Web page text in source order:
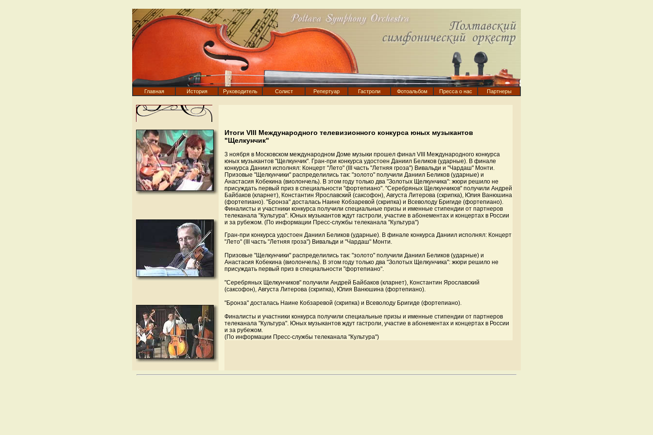
Главная История Руководитель Солист Репертуар Гастроли Фотоальбом Пресса о нас Партнеры
Итоги VIII Международного телевизионного конкурса юных музыкантов
"Щелкунчик"
3 ноября в Московском международном Доме музыки прошел финал VIII Международного конкурса
юных музыкантов "Щелкунчик". Гран-при конкурса удостоен Даниил Беликов (ударные). В финале
конкурса Даниил исполнял: Концерт "Лето" (III часть "Летняя гроза") Вивальди и "Чардаш" Монти.
Призовые "Щелкунчики" распределились так: "золото" получили Даниил Беликов (ударные) и
Анастасия Кобекина (виолончель). В этом году только два "Золотых Щелкунчика": жюри решило не
присуждать первый приз в специальности "фортепиано". "Серебряных Щелкунчиков" получили Андрей
Байбаков (кларнет), Константин Ярославский (саксофон), Августа Литерова (скрипка), Юлия Ванюшина
(фортепиано). "Бронза" досталась Наине Кобзаревой (скрипка) и Всеволоду Бригиде (фортепиано).
Финалисты и участники конкурса получили специальные призы и именные стипендии от партнеров
телеканала "Культура". Юных музыкантов ждут гастроли, участие в абонементах и концертах в России
и за рубежом. (По информации Пресс-службы телеканала "Культура")
Гран-при конкурса удостоен Даниил Беликов (ударные). В финале конкурса Даниил исполнял: Концерт
"Лето" (III часть "Летняя гроза") Вивальди и "Чардаш" Монти.
Призовые "Щелкунчики" распределились так: "золото" получили Даниил Беликов (ударные) и
Анастасия Кобекина (виолончель). В этом году только два "Золотых Щелкунчика": жюри решило не
присуждать первый приз в специальности "фортепиано".
"Серебряных Щелкунчиков" получили Андрей Байбаков (кларнет), Константин Ярославский
(саксофон), Августа Литерова (скрипка), Юлия Ванюшина (фортепиано).
"Бронза" досталась Наине Кобзаревой (скрипка) и Всеволоду Бригиде (фортепиано).
Финалисты и участники конкурса получили специальные призы и именные стипендии от партнеров
телеканала "Культура". Юных музыкантов ждут гастроли, участие в абонементах и концертах в России
и за рубежом.
(По информации Пресс-службы телеканала "Культура")